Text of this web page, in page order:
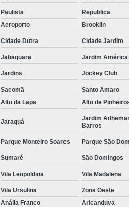
Paulista Republica
Aeroporto
Brooklin
Cidade Dutra Cidade Jardim
Jabaquara Jardim América
Jardins Jockey Club
Sacomã Santo Amaro
Alto da Lapa
Alto de
Jaraguá
Jardim
Barros
Parque Monteiro Soares Parque São
Sumaré São Domingos
Vila Leopoldina Vila Madalena
Vila Ursulina Zona Oeste
Anália Franco
Aricanduva